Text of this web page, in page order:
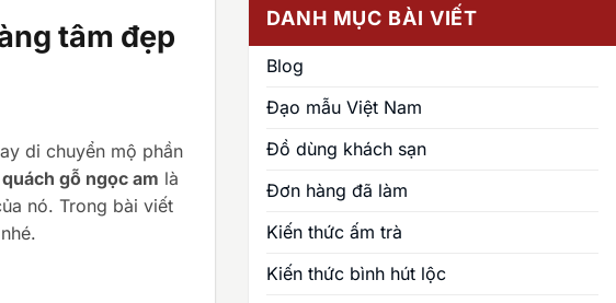
tâm đẹp
di chuyển mộ phần
quách gỗ ngọc am là
nó. Trong bài viết
nhé.
DANH MỤC BÀI VIẾT
Blog
Đạo mẫu Việt Nam
Đồ dùng khách sạn
Đơn hàng đã làm
Kiến thức ấm trà
Kiến thức bình hút lộc